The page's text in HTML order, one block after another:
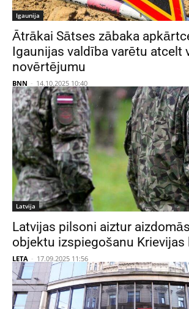
Igaunija
Ātrākai Sātses zābaka
Igaunijas valdība varētu atcelt
novērtējumu
BNN - 14.10.2025 10:40
Latvija
Latvijas pilsoni aiztur
objektu izspiegošanu Krievijas
LETA - 17.09.2025 11:56